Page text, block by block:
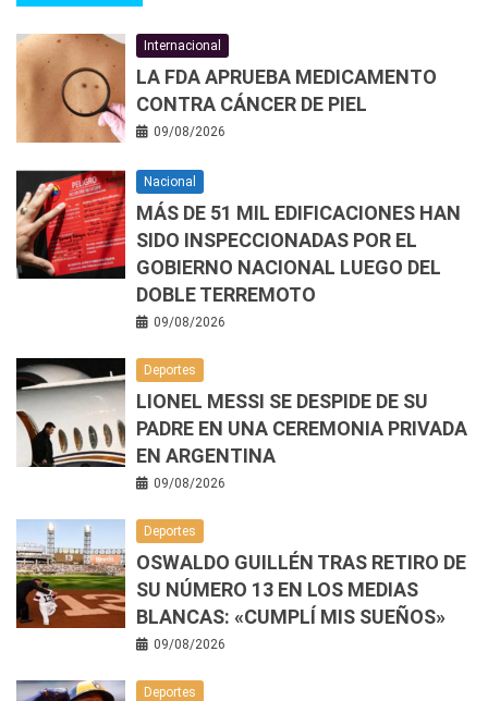
Internacional
LA FDA APRUEBA MEDICAMENTO
CONTRA CÁNCER DE PIEL
09/08/2026
Nacional
MÁS DE 51 MIL EDIFICACIONES HAN
SIDO INSPECCIONADAS POR EL
GOBIERNO NACIONAL LUEGO DEL
DOBLE TERREMOTO
09/08/2026
Deportes
LIONEL MESSI SE DESPIDE DE SU
PADRE EN UNA CEREMONIA PRIVADA
EN ARGENTINA
09/08/2026
Deportes
OSWALDO GUILLÉN TRAS RETIRO DE
SU NÚMERO 13 EN LOS MEDIAS
BLANCAS: «CUMPLÍ MIS SUEÑOS»
09/08/2026
Deportes